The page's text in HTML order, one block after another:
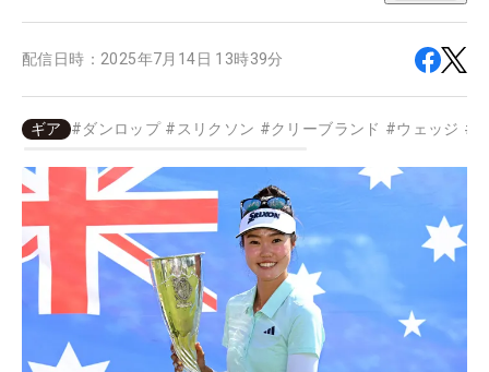
配信日時： 2025年7月14日 13時39分
ギア #ダンロップ #スリクソン #クリーブランド #ウェッジ #